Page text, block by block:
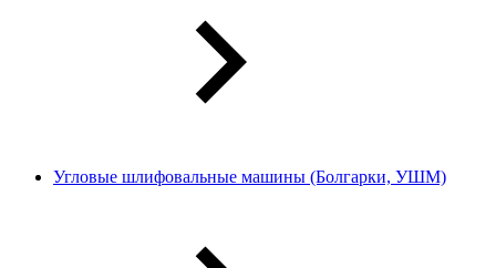
Угловые шлифовальные машины (Болгарки, УШМ)